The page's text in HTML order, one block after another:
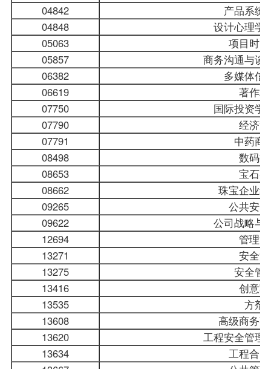
04842
产品系统
04848
设计心理学
05063
项目时
05857
商务沟通与谈
06382
多媒体信
06619
著作
07750
国际投资学
07790
经济
07791
中药商
08498
数码
08653
宝石
08662
珠宝企业
09265
公共安
09622
公司战略与
12694
管理
13271
安全
13275
安全管
13416
创意
13535
方剂
13608
高级商务
13620
工程安全管理
13634
工程合